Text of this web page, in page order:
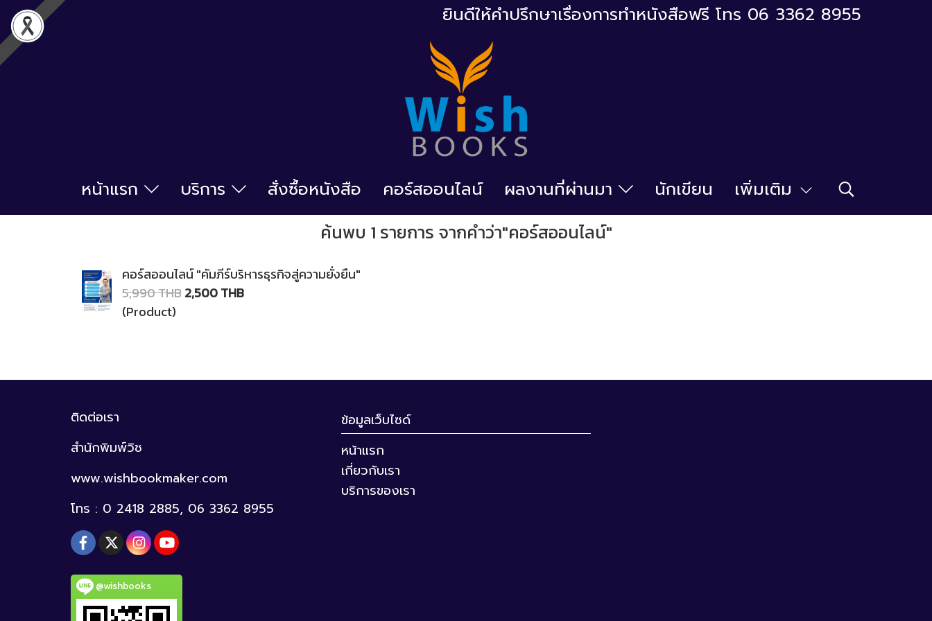
ยินดีให้คำปรึกษาเรื่องการทำหนังสือฟรี โทร 06 3362 8955
หน้าแรก บริการ สั่งซื้อหนังสือ คอร์สออนไลน์ ผลงานที่ผ่านมา นักเขียน เพิ่มเติม
ค้นพบ 1 รายการ จากคำว่า"คอร์สออนไลน์"
คอร์สออนไลน์ "คัมภีร์บริหารธุรกิจสู่ความยั่งยืน"
5,990 THB2,500 THB
(Product)
ติดต่อเรา
สำนักพิมพ์วิช
www.wishbookmaker.com
โทร : 0 2418 2885, 06 3362 8955
@wishbooks
ข้อมูลเว็บไซด์
หน้าแรก
เกี่ยวกับเรา
บริการของเรา